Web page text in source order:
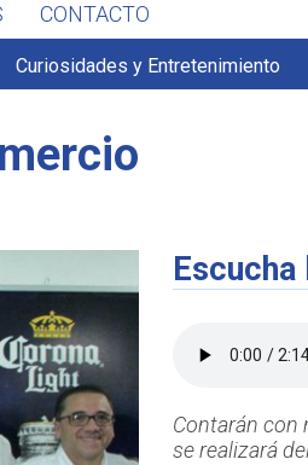
CONTACTO
Curiosidades y Entretenimiento
Escucha
Contarán con
se realizará